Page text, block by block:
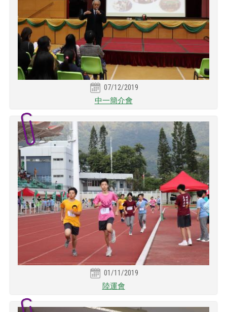
07/12/2019
中一簡介會
01/11/2019
陸運會